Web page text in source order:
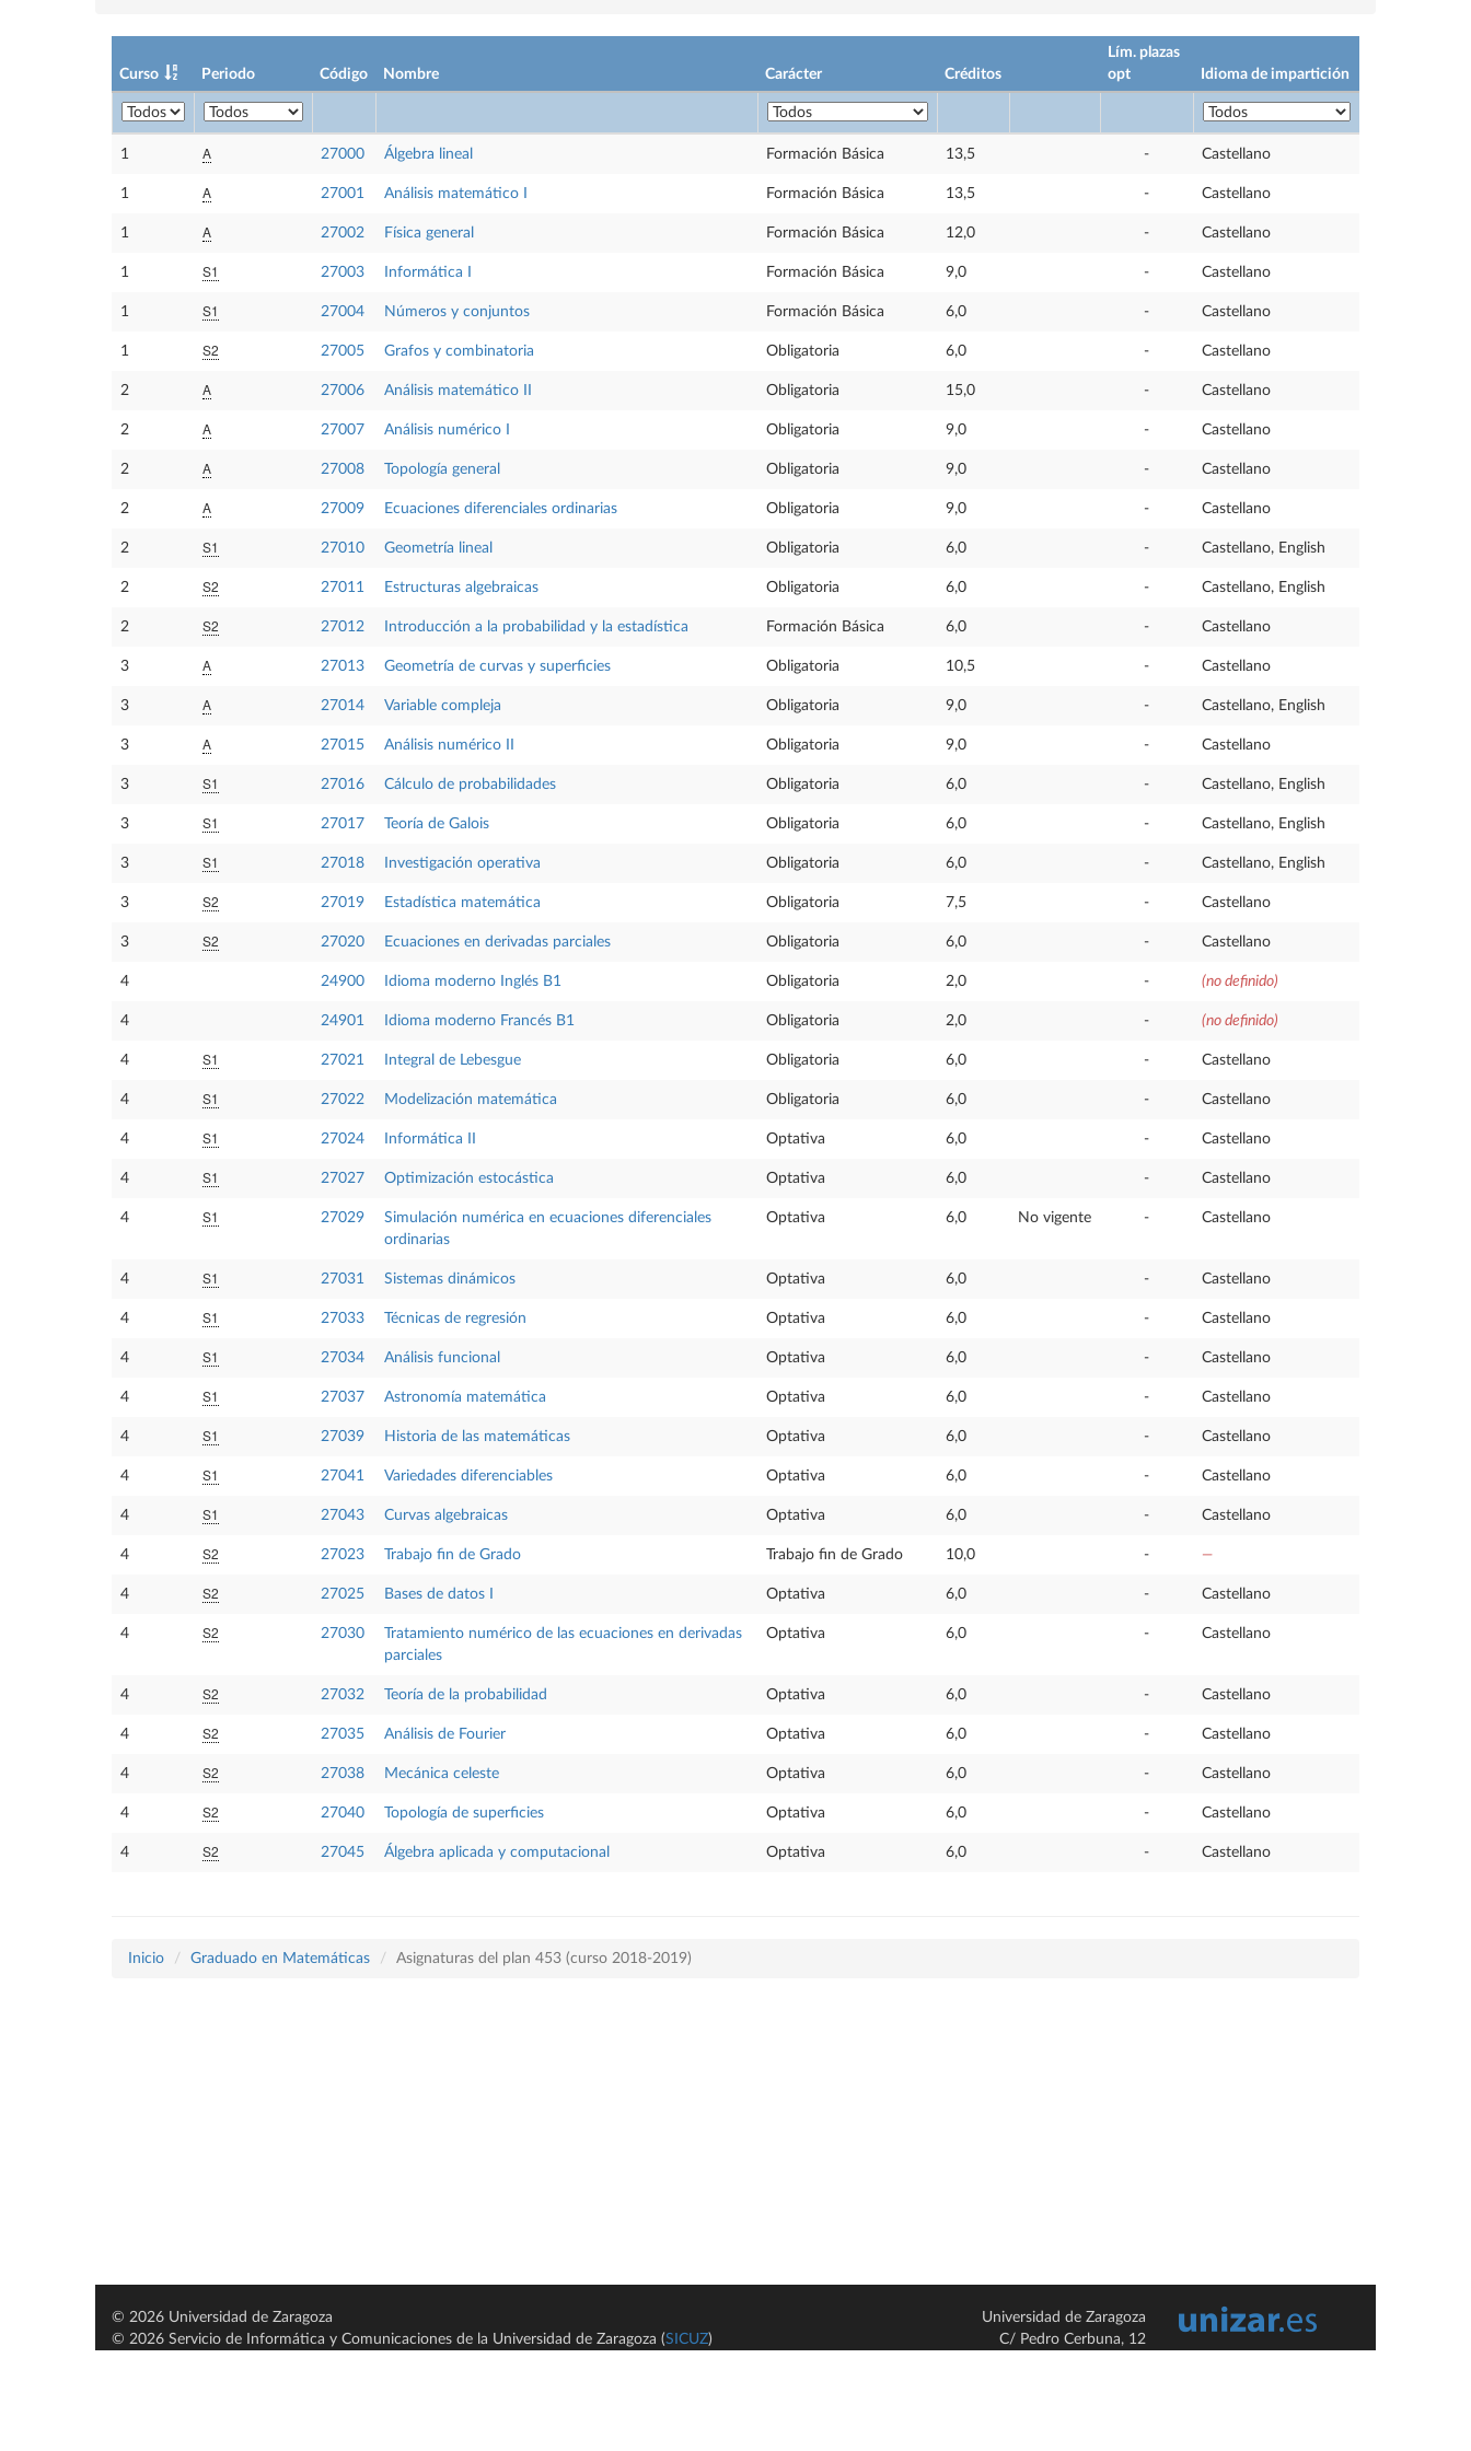
Curso Periodo Código Nombre Carácter Créditos
Lím. plazas
opt
Idioma de impartición
1 A 27000 Álgebra lineal Formación Básica 13,5 - Castellano
1 A 27001 Análisis matemático I Formación Básica 13,5 - Castellano
1 A 27002 Física general Formación Básica 12,0 - Castellano
1 S1 27003 Informática I Formación Básica 9,0 - Castellano
1 S1 27004 Números y conjuntos Formación Básica 6,0 - Castellano
1 S2 27005 Grafos y combinatoria Obligatoria 6,0 - Castellano
2 A 27006 Análisis matemático II Obligatoria 15,0 - Castellano
2 A 27007 Análisis numérico I Obligatoria 9,0 - Castellano
2 A 27008 Topología general Obligatoria 9,0 - Castellano
2 A 27009 Ecuaciones diferenciales ordinarias Obligatoria 9,0 - Castellano
2 S1 27010 Geometría lineal Obligatoria 6,0 - Castellano, English
2 S2 27011 Estructuras algebraicas Obligatoria 6,0 - Castellano, English
2 S2 27012 Introducción a la probabilidad y la estadística Formación Básica 6,0 - Castellano
3 A 27013 Geometría de curvas y superficies Obligatoria 10,5 - Castellano
3 A 27014 Variable compleja Obligatoria 9,0 - Castellano, English
3 A 27015 Análisis numérico II Obligatoria 9,0 - Castellano
3 S1 27016 Cálculo de probabilidades Obligatoria 6,0 - Castellano, English
3 S1 27017 Teoría de Galois Obligatoria 6,0 - Castellano, English
3 S1 27018 Investigación operativa Obligatoria 6,0 - Castellano, English
3 S2 27019 Estadística matemática Obligatoria 7,5 - Castellano
3 S2 27020 Ecuaciones en derivadas parciales Obligatoria 6,0 - Castellano
4 24900 Idioma moderno Inglés B1 Obligatoria 2,0 - (no definido)
4 24901 Idioma moderno Francés B1 Obligatoria 2,0 - (no definido)
4 S1 27021 Integral de Lebesgue Obligatoria 6,0 - Castellano
4 S1 27022 Modelización matemática Obligatoria 6,0 - Castellano
4 S1 27024 Informática II Optativa 6,0 - Castellano
4 S1 27027 Optimización estocástica Optativa 6,0 - Castellano
4 S1 27029
Simulación numérica en ecuaciones diferenciales
ordinarias
Optativa 6,0 No vigente - Castellano
4 S1 27031 Sistemas dinámicos Optativa 6,0 - Castellano
4 S1 27033 Técnicas de regresión Optativa 6,0 - Castellano
4 S1 27034 Análisis funcional Optativa 6,0 - Castellano
4 S1 27037 Astronomía matemática Optativa 6,0 - Castellano
4 S1 27039 Historia de las matemáticas Optativa 6,0 - Castellano
4 S1 27041 Variedades diferenciables Optativa 6,0 - Castellano
4 S1 27043 Curvas algebraicas Optativa 6,0 - Castellano
4 S2 27023 Trabajo fin de Grado Trabajo fin de Grado 10,0 - —
4 S2 27025 Bases de datos I Optativa 6,0 - Castellano
4 S2 27030
Tratamiento numérico de las ecuaciones en derivadas
parciales
Optativa 6,0 - Castellano
4 S2 27032 Teoría de la probabilidad Optativa 6,0 - Castellano
4 S2 27035 Análisis de Fourier Optativa 6,0 - Castellano
4 S2 27038 Mecánica celeste Optativa 6,0 - Castellano
4 S2 27040 Topología de superficies Optativa 6,0 - Castellano
4 S2 27045 Álgebra aplicada y computacional Optativa 6,0 - Castellano
Inicio Graduado en Matemáticas Asignaturas del plan 453 (curso 2018-2019)
© 2026 Universidad de Zaragoza
© 2026 Servicio de Informática y Comunicaciones de la Universidad de Zaragoza (SICUZ)
Universidad de Zaragoza
C/ Pedro Cerbuna, 12